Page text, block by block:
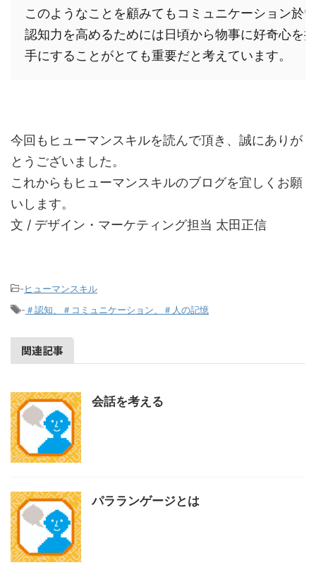
このようなことを顧みてもコミュニケーション於
認知力を高めるためには日頃から物事に好奇心を
手にすることがとても重要だと考えています。
今回もヒューマンスキルを読んで頂き、誠にありが
とうございました。
これからもヒューマンスキルのブログを宜しくお願
いします。
文 / デザイン・マーケティング担当 太田正信
-ヒューマンスキル
- ＃認知、＃コミュニケーション、＃人の記憶
関連記事
会話を考える
パラランゲージとは